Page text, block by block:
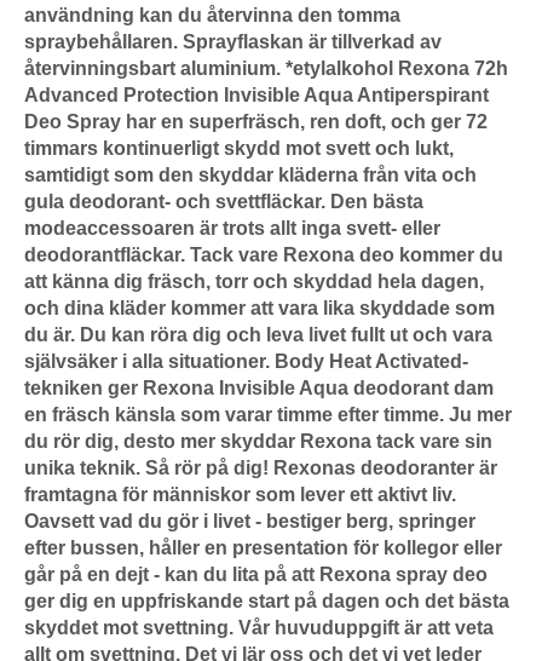
användning kan du återvinna den tomma
spraybehållaren. Sprayflaskan är tillverkad av
återvinningsbart aluminium. *etylalkohol Rexona 72h
Advanced Protection Invisible Aqua Antiperspirant
Deo Spray har en superfräsch, ren doft, och ger 72
timmars kontinuerligt skydd mot svett och lukt,
samtidigt som den skyddar kläderna från vita och
gula deodorant- och svettfläckar. Den bästa
modeaccessoaren är trots allt inga svett- eller
deodorantfläckar. Tack vare Rexona deo kommer du
att känna dig fräsch, torr och skyddad hela dagen,
och dina kläder kommer att vara lika skyddade som
du är. Du kan röra dig och leva livet fullt ut och vara
självsäker i alla situationer. Body Heat Activated-
tekniken ger Rexona Invisible Aqua deodorant dam
en fräsch känsla som varar timme efter timme. Ju mer
du rör dig, desto mer skyddar Rexona tack vare sin
unika teknik. Så rör på dig! Rexonas deodoranter är
framtagna för människor som lever ett aktivt liv.
Oavsett vad du gör i livet - bestiger berg, springer
efter bussen, håller en presentation för kollegor eller
går på en dejt - kan du lita på att Rexona spray deo
ger dig en uppfriskande start på dagen och det bästa
skyddet mot svettning. Vår huvuduppgift är att veta
allt om svettning. Det vi lär oss och det vi vet leder